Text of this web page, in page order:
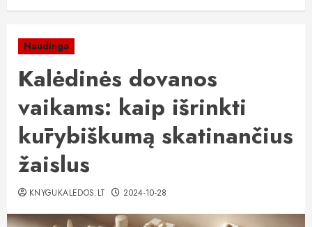
Naudinga
Kalėdinės dovanos
vaikams: kaip išrinkti
kūrybiškumą skatinančius
žaislus
KNYGUKALEDOS.LT 2024-10-28